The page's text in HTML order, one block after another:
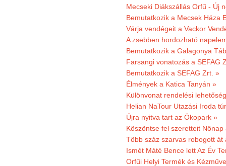
Mecseki Diákszállás Orfű - Új
Bemutatkozik a Mecsek Háza
Várja vendégeit a Vackor
A zsebben hordozható
Bemutatkozik a Galagonya
Farsangi vonatozás a SEFAG
Bemutatkozik a SEFAG Zrt. »
Élmények a Katica Tanyán »
Különvonat rendelési
Helian NaTour Utazási Iroda
Újra nyitva tart az Ökopark »
Köszöntse fel szeretteit
Több száz szarvas robogott át
Ismét Máté Bence lett Az Év
Orfűi Helyi Termék és